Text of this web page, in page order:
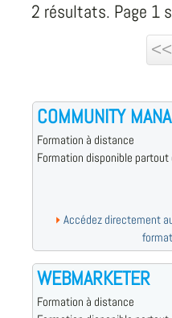
2 résultats. Page 1
<<
COMMUNITY
Formation à distance
Formation disponible partout
Accédez directement
WEBMARKETER
Formation à distance